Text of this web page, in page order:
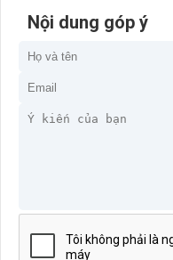
Nội dung góp ý